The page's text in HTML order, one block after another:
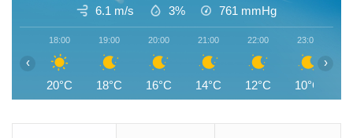
6.1 m/s 3% 761 mmHg
18:00
20°C
19:00
18°C
20:00
16°C
21:00
14°C
22:00
12°C
23:00
10°C
‹ ›